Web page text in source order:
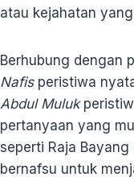
atau kejahatan
Berhubung dengan
Nafisperistiwa
Abdul Muluk
pertanyaan yang
seperti Raja
bernafsu untuk